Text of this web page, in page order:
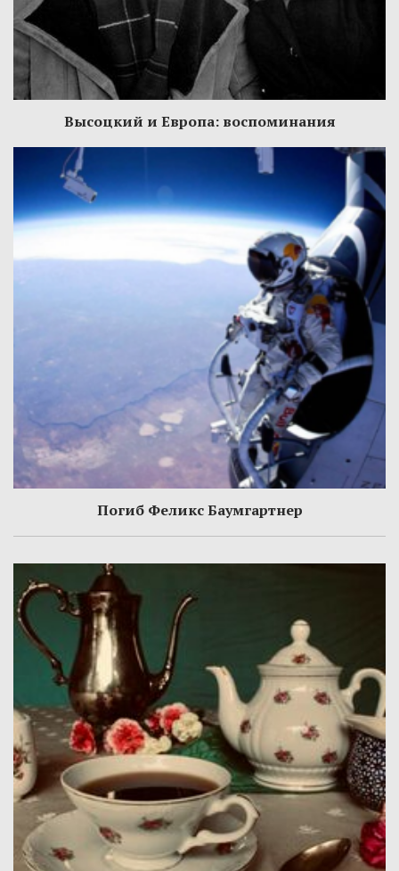
Высоцкий и Европа: воспоминания
Погиб Феликс Баумгартнер